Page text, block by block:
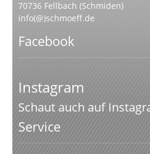
70736 Fellbach (Schmiden)
info(@)schmoeff.de
Facebook
Instagram
Schaut auch auf
Service